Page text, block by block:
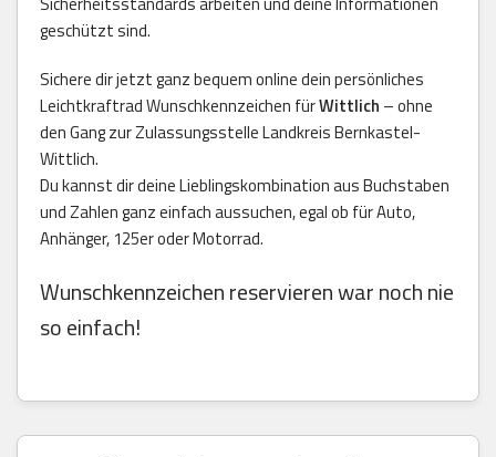
geschützt sind.
Sichere dir jetzt ganz bequem online dein persönliches
Leichtkraftrad Wunschkennzeichen fürWittlich – ohne
den Gang zur Zulassungsstelle Landkreis Bernkastel-
Wittlich.
Du kannst dir deine Lieblingskombination aus Buchstaben
und Zahlen ganz einfach aussuchen, egal ob für Auto,
Anhänger, 125er oder Motorrad.
Wunschkennzeichen reservieren war noch nie
so einfach!